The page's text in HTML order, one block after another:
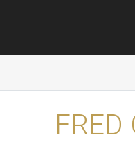
FRED